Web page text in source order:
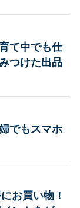
て中でも仕
つけた出品
でもスマホ
お買い物！